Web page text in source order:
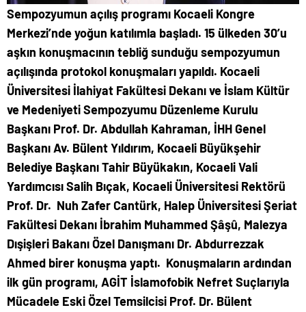
Sempozyumun açılış programı Kocaeli Kongre
Merkezi’nde yoğun katılımla başladı. 15 ülkeden 30’u
aşkın konuşmacının tebliğ sunduğu sempozyumun
açılışında protokol konuşmaları yapıldı. Kocaeli
Üniversitesi İlahiyat Fakültesi Dekanı ve İslam Kültür
ve Medeniyeti Sempozyumu Düzenleme Kurulu
Başkanı Prof. Dr. Abdullah Kahraman, İHH Genel
Başkanı Av. Bülent Yıldırım, Kocaeli Büyükşehir
Belediye Başkanı Tahir Büyükakın, Kocaeli Vali
Yardımcısı Salih Bıçak, Kocaeli Üniversitesi Rektörü
Prof. Dr. Nuh Zafer Cantürk, Halep Üniversitesi Şeriat
Fakültesi Dekanı İbrahim Muhammed Şâşû, Malezya
Dışişleri Bakanı Özel Danışmanı Dr. Abdurrezzak
Ahmed birer konuşma yaptı. Konuşmaların ardından
ilk gün programı, AGİT İslamofobik Nefret Suçlarıyla
Mücadele Eski Özel Temsilcisi Prof. Dr. Bülent